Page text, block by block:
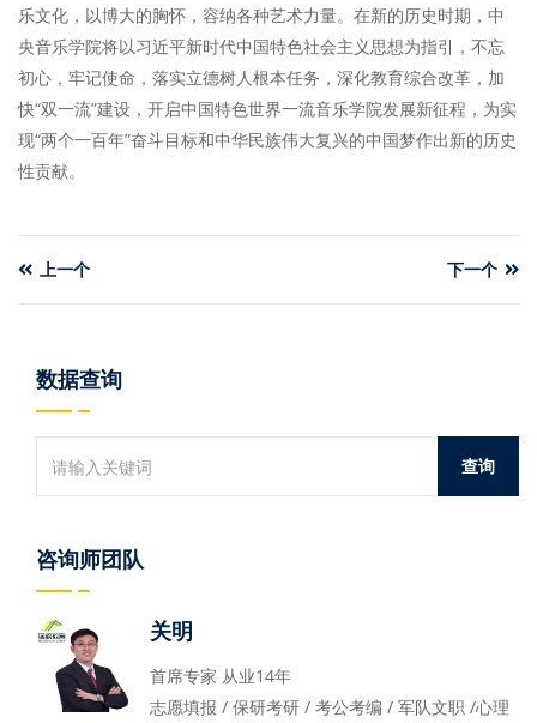
乐文化，以博大的胸怀，容纳各种艺术力量。在新的历史时期，中
央音乐学院将以习近平新时代中国特色社会主义思想为指引，不忘
初心，牢记使命，落实立德树人根本任务，深化教育综合改革，加
快“双一流”建设，开启中国特色世界一流音乐学院发展新征程，为实
现“两个一百年”奋斗目标和中华民族伟大复兴的中国梦作出新的历史
性贡献。
上一个 下一个
数据查询
咨询师团队
关明
首席专家 从业14年
志愿填报 / 保研考研 / 考公考编 / 军队文职 /心理